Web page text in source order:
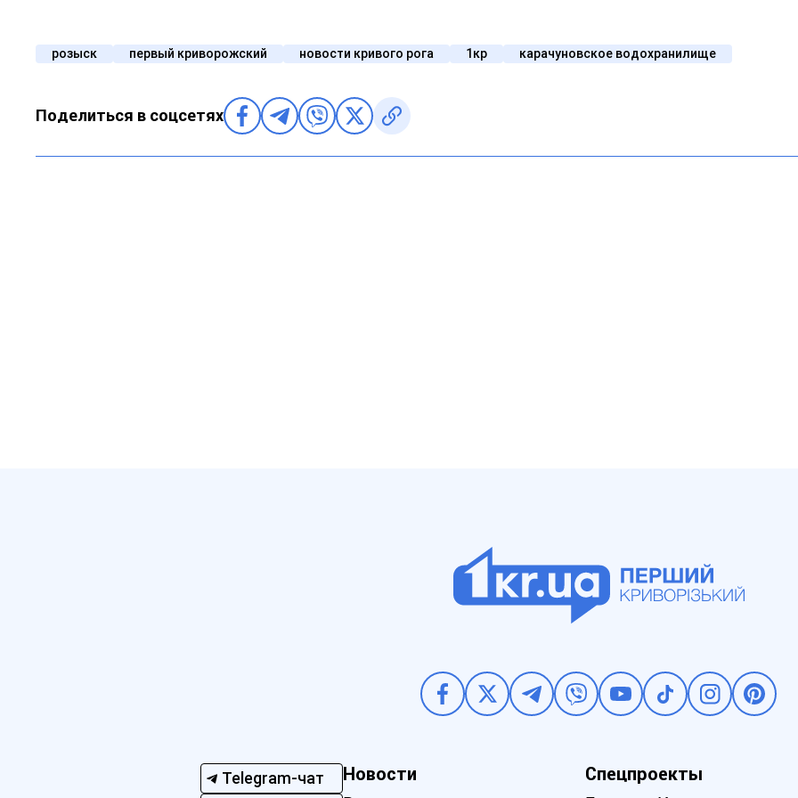
розыск первый криворожский новости кривого рога 1кр карачуновское водохранилище
Поделиться в соцсетях
Telegram-чат
Новости
Спецпроекты